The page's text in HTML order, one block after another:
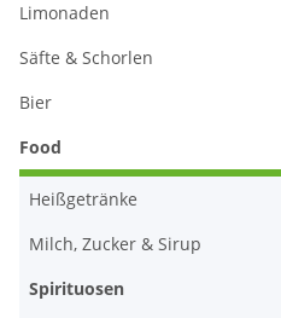
Limonaden
Säfte & Schorlen
Bier
Food
Heißgetränke
Milch, Zucker & Sirup
Spirituosen